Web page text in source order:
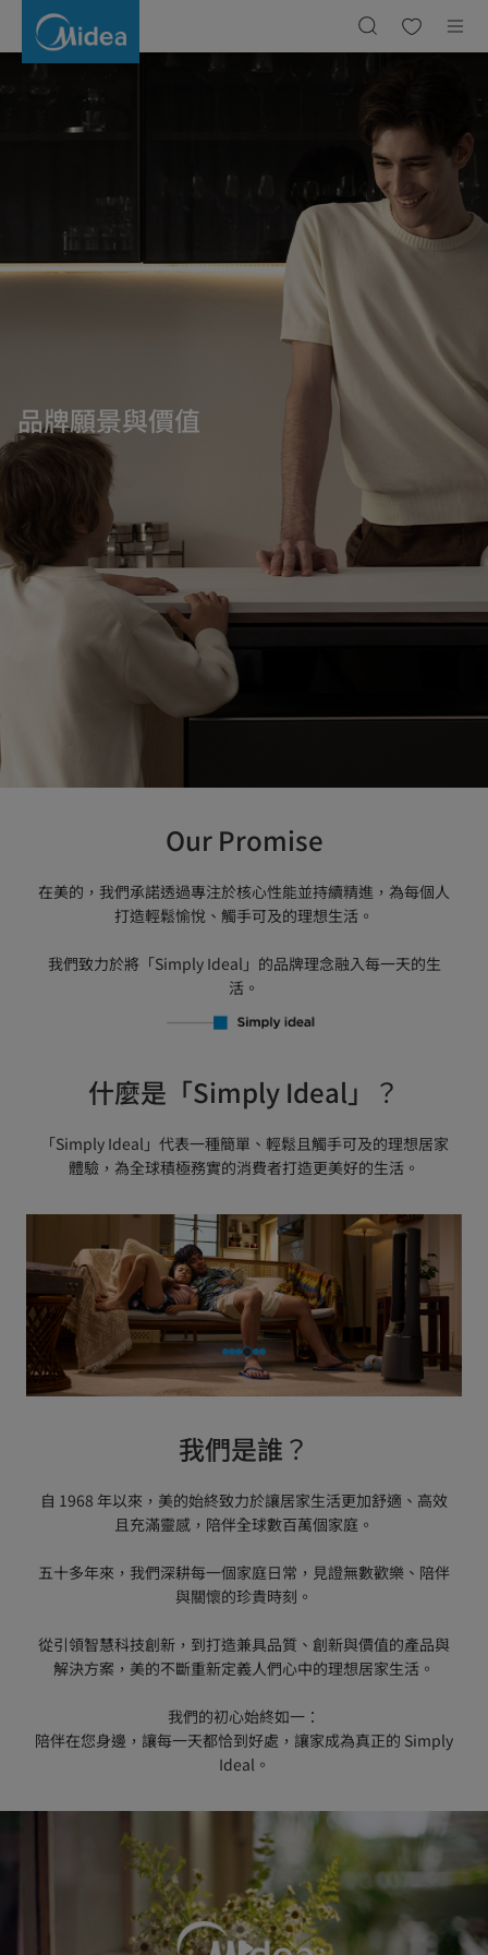
品牌願景與價值
Our Promise
在美的，我們承諾透過專注於核心性能並持續精進，為每個人
打造輕鬆愉悅、觸手可及的理想生活。
我們致力於將「Simply Ideal」的品牌理念融入每一天的生
活。
什麼是「Simply Ideal」？
「Simply Ideal」代表一種簡單、輕鬆且觸手可及的理想居家
體驗，為全球積極務實的消費者打造更美好的生活。
我們是誰？
自 1968 年以來，美的始終致力於讓居家生活更加舒適、高效
且充滿靈感，陪伴全球數百萬個家庭。
五十多年來，我們深耕每一個家庭日常，見證無數歡樂、陪伴
與關懷的珍貴時刻。
從引領智慧科技創新，到打造兼具品質、創新與價值的產品與
解決方案，美的不斷重新定義人們心中的理想居家生活。
我們的初心始終如一：
陪伴在您身邊，讓每一天都恰到好處，讓家成為真正的 Simply
Ideal。